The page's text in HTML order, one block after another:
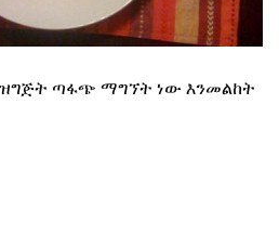
ዝግጅት ጣፋጭ ማግኘት ነው እንመልከት